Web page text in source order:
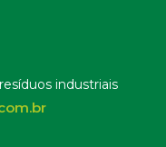
industriais